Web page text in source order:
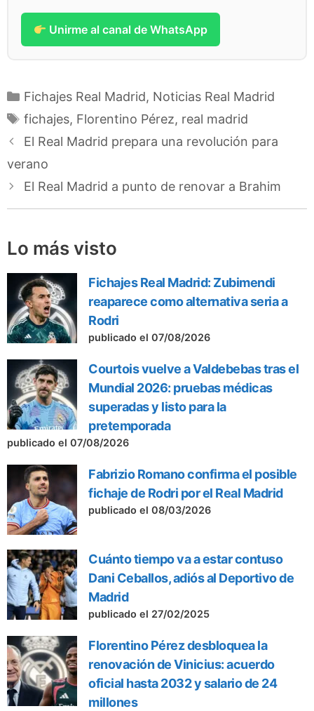
Unirme al canal de WhatsApp
Categorías
Fichajes Real Madrid, Noticias Real Madrid
Etiquetas
fichajes, Florentino Pérez, real madrid
El Real Madrid prepara una revolución para
verano
El Real Madrid a punto de renovar a Brahim
Lo más visto
Fichajes Real Madrid: Zubimendi
reaparece como alternativa seria a
Rodri
publicado el 07/08/2026
Courtois vuelve a Valdebebas tras el
Mundial 2026: pruebas médicas
superadas y listo para la
pretemporada
publicado el 07/08/2026
Fabrizio Romano confirma el posible
fichaje de Rodri por el Real Madrid
publicado el 08/03/2026
Cuánto tiempo va a estar contuso
Dani Ceballos, adiós al Deportivo de
Madrid
publicado el 27/02/2025
Florentino Pérez desbloquea la
renovación de Vinicius: acuerdo
oficial hasta 2032 y salario de 24
millones